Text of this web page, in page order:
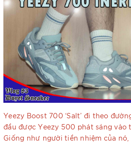
Yeezy Boost 700 ‘Salt’ đi theo
đầu được Yeezy 500 phát sáng vào
Giống như người tiền nhiệm của